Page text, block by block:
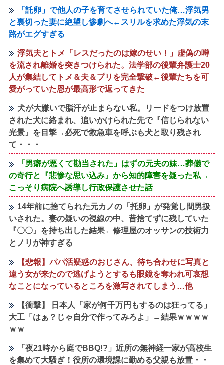
「託卵」で他人の子を育てさせられていた俺…浮気男
と裏切った妻に絶望し惨劇へ←スリルを求めた浮気の末
路がエグすぎる
浮気夫とトメ「レスだったのは嫁のせい！」虚偽の噂
を流され離婚を突きつけられた。法学部の後輩弁護士20
人が集結してトメ＆夫＆プリを完全撃破←後輩たちを可
愛がっていた恩が最高形で返ってきた
犬が大嫌いで脂汗が止まらない私。リードをつけ放置
された犬に絡まれ、追いかけられた先で『信じられない
光景』を目撃→必死で救急車を呼ぶも犬と取り残され
て・・・
「男癖が悪くて勘当された」はずの元夫の妹…葬儀で
の奇行と『悲惨な思い込み』から知的障害を疑った私→
こっそり病院へ誘導し行政保護させた話
14年前に捨てられた元カノの「托卵」が発覚し間男扱
いされた。妻の疑いの視線の中、昔捨てずに残していた
『〇〇』を持ち出した結果←修理屋のオッサンの技術力
とノリが神すぎる
【悲報】パパ活疑惑のおじさん、待ち合わせに写真と
違う女が来たので逃げようとするも眼鏡を奪われ可哀想
なことになっているところを激写されてしまう…他
【衝撃】 日本人「家が何千万円もするのは狂ってる」
大工「はぁ？じゃ自分で作ってみろよ」→結果ｗｗｗｗ
ｗｗ
「夜21時から庭でBBQ!?」近所の無神経一家が高校生
を集めて大騒ぎ！役所の環境課に勤める父親も放置・・